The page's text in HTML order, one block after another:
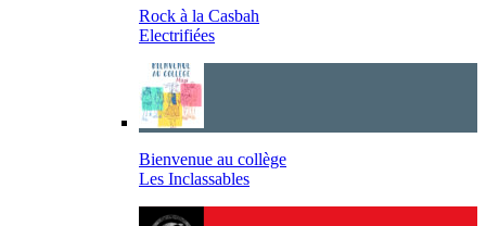
Rock à la Casbah
Electrifiées
Bienvenue au collège
Les Inclassables